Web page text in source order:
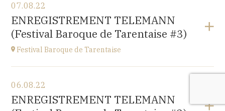
Savoie
à10H
07.08.22
ENREGISTREMENT TELEMANN
(Festival Baroque de Tarentaise #3)
Festival Baroque de Tarentaise
Savoie
à10H
06.08.22
ENREGISTREMENT TELEMANN